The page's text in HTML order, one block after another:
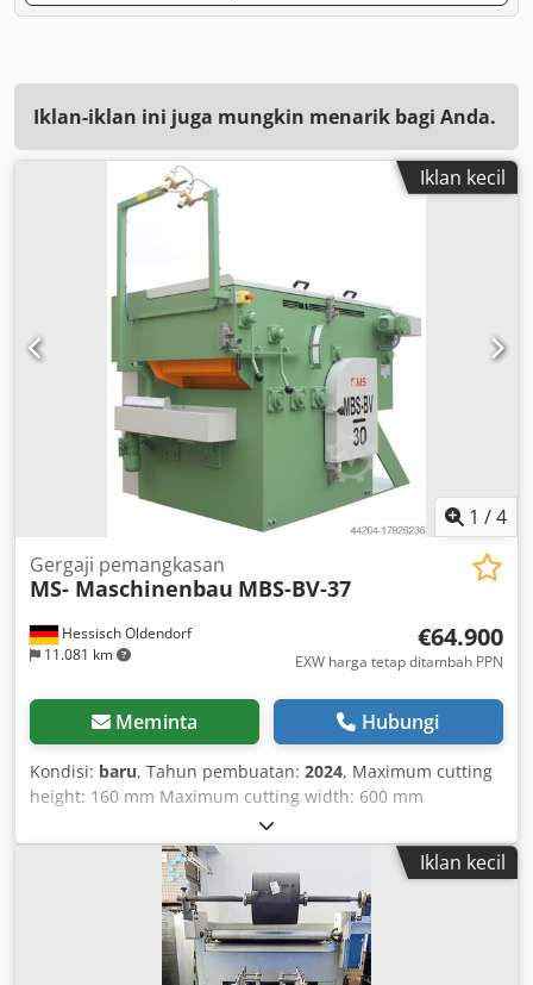
Iklan-iklan ini juga mungkin menarik bagi Anda.
Iklan kecil
1 /4
Hessisch Oldendorf
11.081 km
Gergaji pemangkasan
MS- Maschinenbau MBS-BV-37
€64.900
EXW harga tetap ditambah PPN
Meminta Hubungi
Kondisi: baru, Tahun pembuatan: 2024, Maximum cutting
height: 160 mm Maximum cutting width: 600 mm
Min./max. edging width: 25–300 mm Width adjustment
times: 0.2–1.0 sec. Feed speed: 5–30 (70) m/min Saw
motors: 37 kW Feed motor: 2.2 kW Electric height
adjustment for top rollers 2 lasers Dsdpfjvdcc Rox Acyjkr
Riving knives in the machine Fixed bush Adjustable bush
Cutting width display Automatic width adjustment Saw
spindle diameter: 70 mm Weight: 3,500 kg Available at
Iklan kecil